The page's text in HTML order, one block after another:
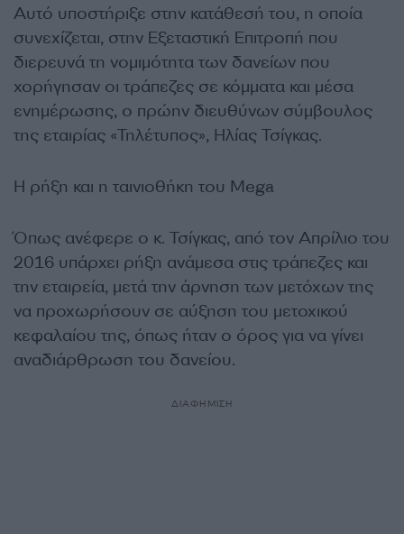
Αυτό υποστήριξε στην κατάθεσή του, η οποία
συνεχίζεται, στην Εξεταστική Επιτροπή που
διερευνά τη νομιμότητα των δανείων που
χορήγησαν οι τράπεζες σε κόμματα και μέσα
ενημέρωσης, ο πρώην διευθύνων σύμβουλος
της εταιρίας «Τηλέτυπος», Ηλίας Τσίγκας.
Η ρήξη και η ταινιοθήκη του Mega
Όπως ανέφερε ο κ. Τσίγκας, από τον Απρίλιο του
2016 υπάρχει ρήξη ανάμεσα στις τράπεζες και
την εταιρεία, μετά την άρνηση των μετόχων της
να προχωρήσουν σε αύξηση του μετοχικού
κεφαλαίου της, όπως ήταν ο όρος για να γίνει
αναδιάρθρωση του δανείου.
ΔΙΑΦΗΜΙΣΗ